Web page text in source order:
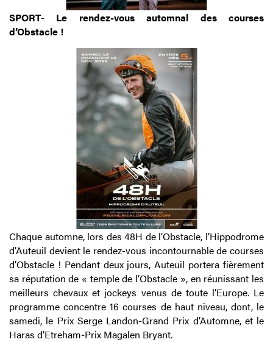
SPORT- Le rendez-vous automnal des courses
d’Obstacle !
Chaque automne, lors des 48H de l’Obstacle, l’Hippodrome
d’Auteuil devient le rendez-vous incontournable de courses
d’Obstacle ! Pendant deux jours, Auteuil portera fièrement
sa réputation de « temple de l’Obstacle », en réunissant les
meilleurs chevaux et jockeys venus de toute l’Europe. Le
programme concentre 16 courses de haut niveau, dont, le
samedi, le Prix Serge Landon-Grand Prix d’Automne, et le
Haras d’Etreham-Prix Magalen Bryant.